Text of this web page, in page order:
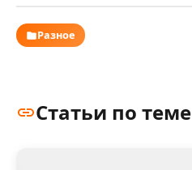
Разное
Статьи по теме